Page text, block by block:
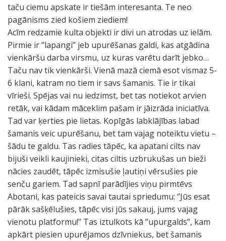
taču ciemu apskate ir tiešām interesanta. Te neo
pagānisms zied košiem ziediem!
Acīm redzamie kulta objekti ir divi un atrodas uz ielām.
Pirmie ir ‘’lapangi’’ jeb upurēšanas galdi, kas atgādina
vienkāršu darba virsmu, uz kuras varētu darīt jebko…
Taču nav tik vienkārši. Vienā mazā ciemā esot vismaz 5-
6 klani, katram no tiem ir savs šamanis. Tie ir tikai
vīrieši. Spējas vai nu iedzimst, bet tas notiekot arvien
retāk, vai kādam māceklim pašam ir jāizrāda iniciatīva.
Tad var ķerties pie lietas. Kopīgās labklājības labad
šamanis veic upurēšanu, bet tam vajag noteiktu vietu –
šādu te galdu. Tas radies tāpēc, ka apatani cilts nav
bijuši veikli kaujinieki, citas ciltis uzbrukušas un bieži
nācies zaudēt, tāpēc izmisušie ļautiņi vērsušies pie
senču gariem. Tad sapnī parādījies viņu pirmtēvs
Abotani, kas pateicis savai tautai spriedumu: ‘’Jūs esat
pārāk sašķēlušies, tāpēc visi jūs sakauj, jums vajag
vienotu platformu!’’ Tas iztulkots kā ‘’upurgalds’’, kam
apkārt piesien upurējamos dzīvniekus, bet šamanis